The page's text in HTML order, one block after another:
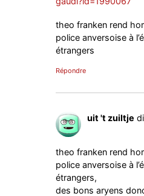
theo franken rend
police anversoise à
étrangers
Répondre
uit 't zuiltje
theo franken rend
police anversoise à
étrangers,
des bons aryens